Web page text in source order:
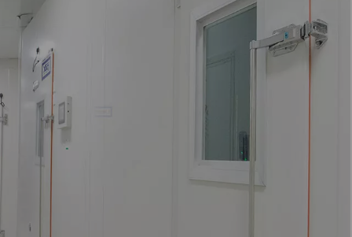
Français
Português